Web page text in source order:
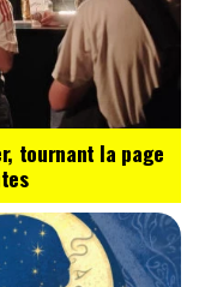
tournant la page